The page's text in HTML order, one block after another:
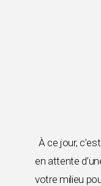
À ce jour,
en attente
votre milieu